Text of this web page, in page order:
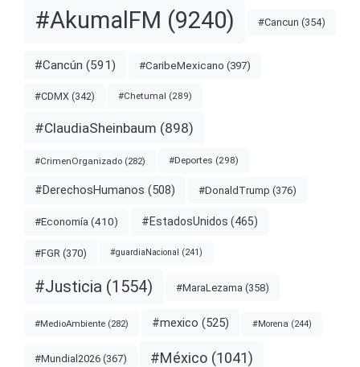
#AkumalFM (9240) #Cancun (354)
#Cancún (591) #CaribeMexicano (397)
#CDMX (342) #Chetumal (289)
#ClaudiaSheinbaum (898)
#CrimenOrganizado (282) #Deportes (298)
#DerechosHumanos (508) #DonaldTrump (376)
#Economía (410) #EstadosUnidos (465)
#FGR (370) #guardiaNacional (241)
#Justicia (1554) #MaraLezama (358)
#MedioAmbiente (282) #mexico (525) #Morena (244)
#Mundial2026 (367) #México (1041)